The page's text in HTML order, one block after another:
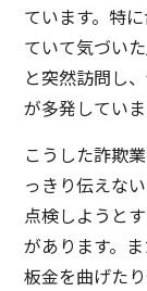
ています。特
ていて気づい
と突然訪問し
が多発していま
こうした詐欺
っきり伝えな
点検しようと
があります。
板金を曲げた